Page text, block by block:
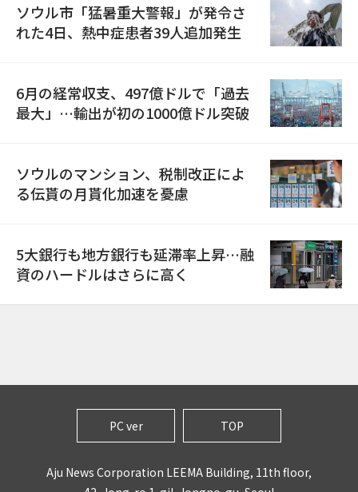
ソウル市「猛暑重大警報」が発令さ
れた4日、熱中症患者39人追加発生
6月の経常収支、497億ドルで「過去
最大」…輸出が初の1000億ドル突破
ソウルのマンション、税制改正によ
る伝貰の月貰化加速を憂慮
5大銀行も地方銀行も延滞率上昇…融
資のハードルはさらに高く
PC ver TOP
Aju News Corporation LEEMA Building, 11th floor,